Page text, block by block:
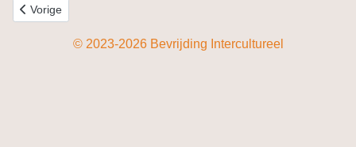
Vorig artikel: Namen uit het verzet
Vorige
© 2023-2026 Bevrijding Intercultureel